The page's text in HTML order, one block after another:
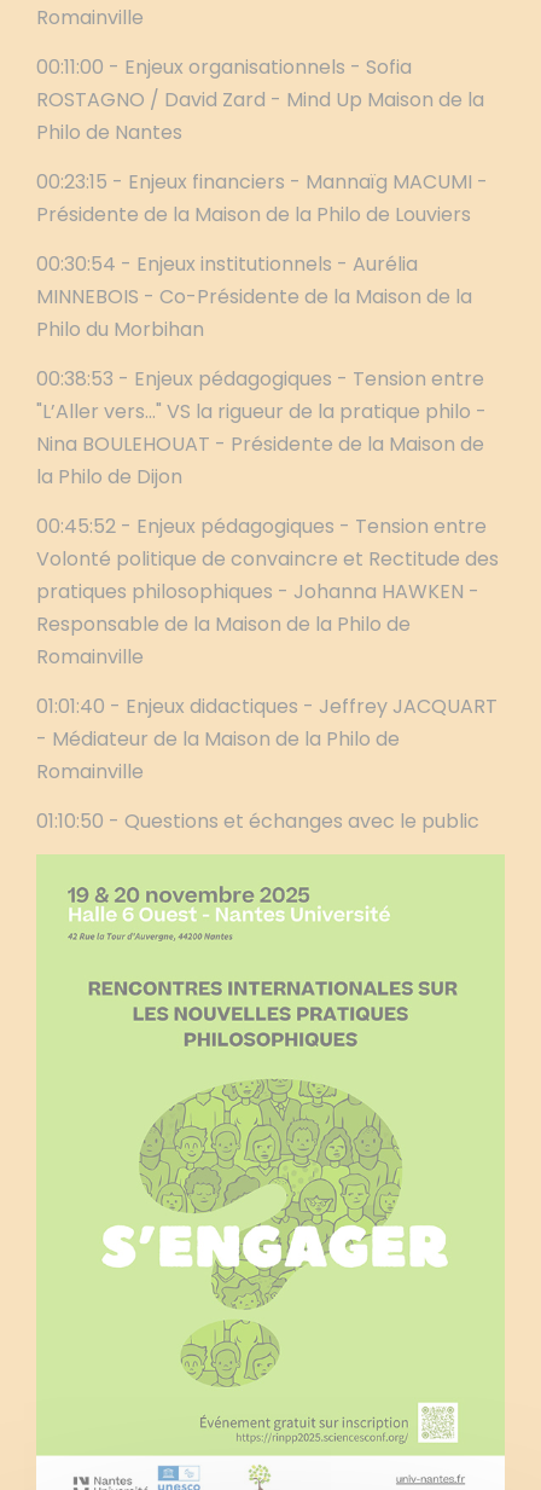
Romainville
00:11:00 - Enjeux organisationnels - Sofia
ROSTAGNO / David Zard - Mind Up Maison de la
Philo de Nantes
00:23:15 - Enjeux financiers - Mannaïg MACUMI -
Présidente de la Maison de la Philo de Louviers
00:30:54 - Enjeux institutionnels - Aurélia
MINNEBOIS - Co-Présidente de la Maison de la
Philo du Morbihan
00:38:53 - Enjeux pédagogiques - Tension entre
"L’Aller vers..." VS la rigueur de la pratique philo -
Nina BOULEHOUAT - Présidente de la Maison de
la Philo de Dijon
00:45:52 - Enjeux pédagogiques - Tension entre
Volonté politique de convaincre et Rectitude des
pratiques philosophiques - Johanna HAWKEN -
Responsable de la Maison de la Philo de
Romainville
01:01:40 - Enjeux didactiques - Jeffrey JACQUART
- Médiateur de la Maison de la Philo de
Romainville
01:10:50 - Questions et échanges avec le public